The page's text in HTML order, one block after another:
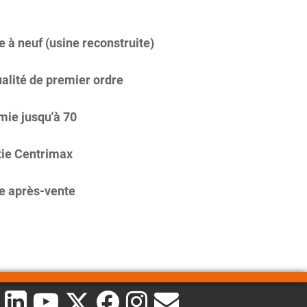
à neuf (usine reconstruite)
de premier ordre
jusqu'à 70
Centrimax
après-vente